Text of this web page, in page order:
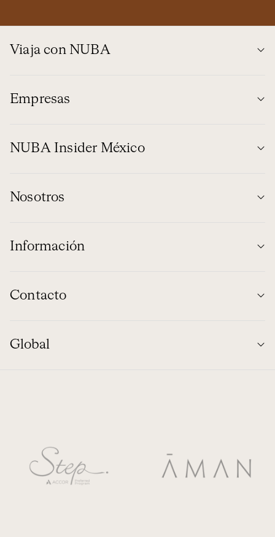
Viaja con NUBA
Empresas
NUBA Insider México
Nosotros
Información
Contacto
Global